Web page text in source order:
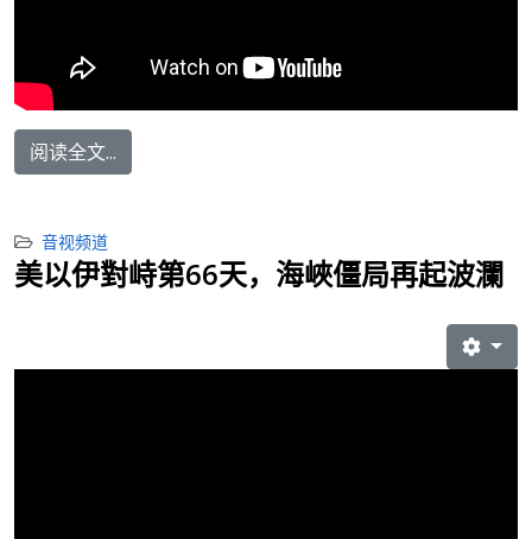
阅读全文...
音视频道
美以伊對峙第66天，海峽僵局再起波瀾